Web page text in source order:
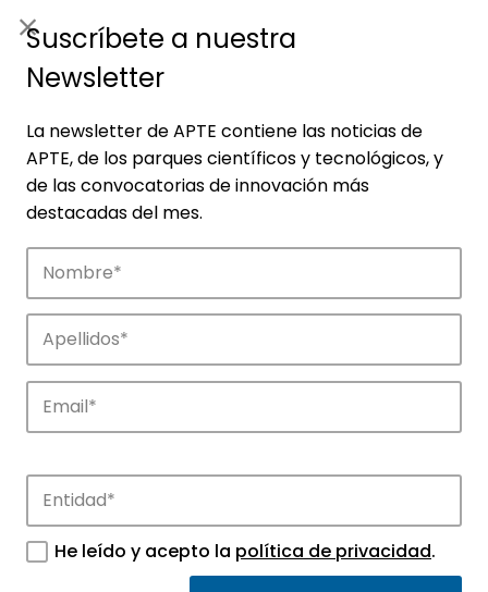
Empresas
Descubre las empresas que impulsan la
innovación en los parques de APTE.
Accountali, SL
INGENIERIA, CONSULTORIA Y ASESORIA
Suscríbete a nuestra
Newsletter
La newsletter de APTE contiene las noticias de
APTE, de los parques científicos y tecnológicos, y
de las convocatorias de innovación más
destacadas del mes.
He leído y acepto la política de privacidad.